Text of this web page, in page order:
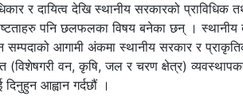
र दायित्व देखि स्थानीय सरकारको
पनि छलफलका विषय बनेका छन् । स्थानीय
आगामी अंकमा स्थानीय सरकार र
वन, कृषि, जल र चरण क्षेत्र)
आह्वान गर्दछौं ।